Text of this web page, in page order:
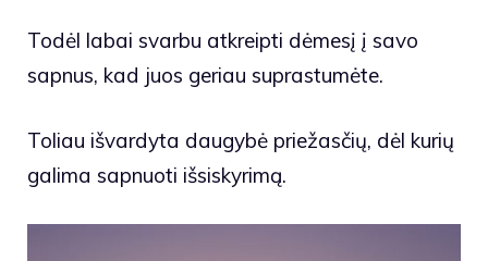
Todėl labai svarbu atkreipti dėmesį į savo
sapnus, kad juos geriau suprastumėte.
Toliau išvardyta daugybė priežasčių, dėl kurių
galima sapnuoti išsiskyrimą.